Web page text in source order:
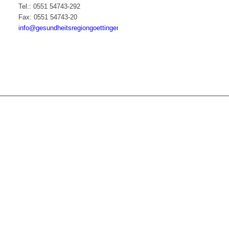
Tel.: 0551 54743-292
Fax: 0551 54743-20
info@gesundheitsregiongoettingen.de